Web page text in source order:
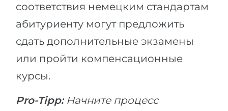
соответствия немецким стандартам
абитуриенту могут предложить
сдать дополнительные экзамены
или пройти компенсационные
курсы.
Pro-Tipp: Начните процесс